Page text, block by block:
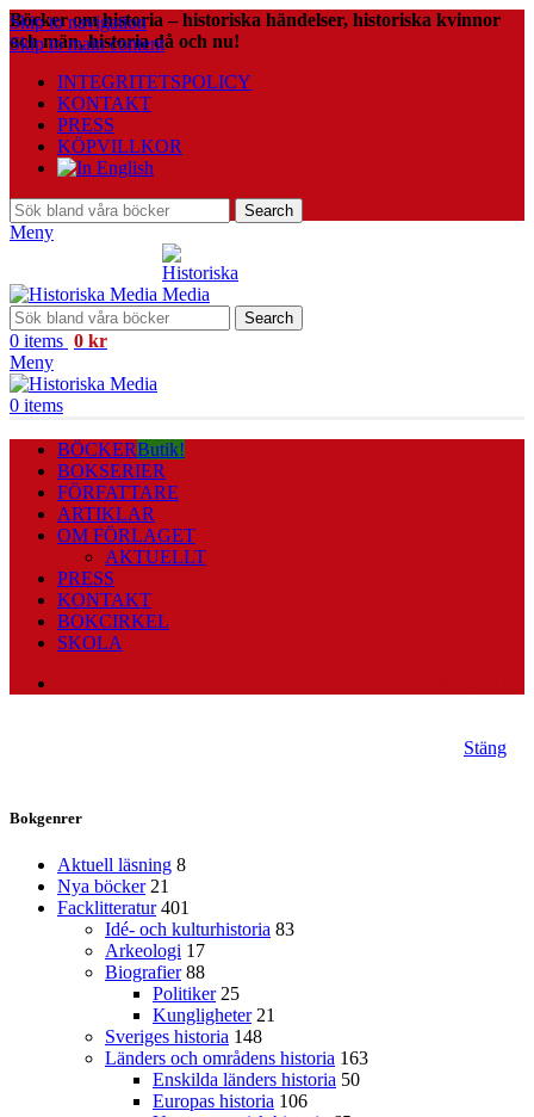
Skip to navigation
Skip to main content
Böcker om historia – historiska händelser, historiska kvinnor
och män, historia då och nu!
INTEGRITETSPOLICY
KONTAKT
PRESS
KÖPVILLKOR
Search
Meny
Search
0 items 0 kr
Meny
0 items
BÖCKERButik!
BOKSERIER
FÖRFATTARE
ARTIKLAR
OM FÖRLAGET
AKTUELLT
PRESS
KONTAKT
BOKCIRKEL
SKOLA
Stäng
Bokgenrer
Aktuell läsning 8
Nya böcker 21
Facklitteratur 401
Idé- och kulturhistoria 83
Arkeologi 17
Biografier 88
Politiker 25
Kungligheter 21
Sveriges historia 148
Länders och områdens historia 163
Enskilda länders historia 50
Europas historia 106